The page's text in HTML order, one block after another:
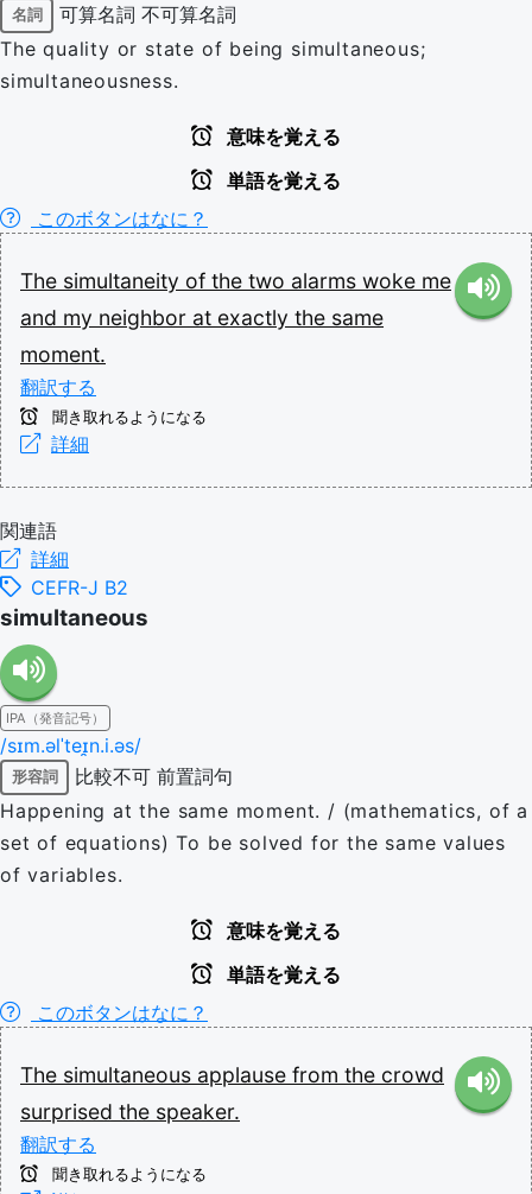
名詞 可算名詞 不可算名詞
The quality or state of being simultaneous;
simultaneousness.
意味を覚える
単語を覚える
このボタンはなに？
The simultaneity of the two alarms woke me
and my neighbor at exactly the same
moment.
翻訳する
聞き取れるようになる
詳細
関連語
詳細
CEFR-J B2
simultaneous
IPA（発音記号）
/sɪm.əlˈteɪ̯n.i.əs/
形容詞 比較不可 前置詞句
Happening at the same moment. / (mathematics, of a
set of equations) To be solved for the same values
of variables.
意味を覚える
単語を覚える
このボタンはなに？
The simultaneous applause from the crowd
surprised the speaker.
翻訳する
聞き取れるようになる